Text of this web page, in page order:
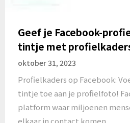
Geef je Facebook-
tintje met
oktober 31, 2023
Profielkaders op Facebook:
tintje toe aan je profielfoto!
platform waar miljoenen